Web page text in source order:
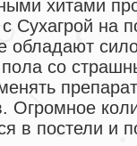
хитами
Сухагрой на
обладают
со
Огромное
в постели и